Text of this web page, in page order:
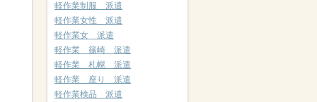
軽作業制服 派遣
軽作業女性 派遣
軽作業女 派遣
軽作業 篠崎 派遣
軽作業 札幌 派遣
軽作業 座り 派遣
軽作業検品 派遣